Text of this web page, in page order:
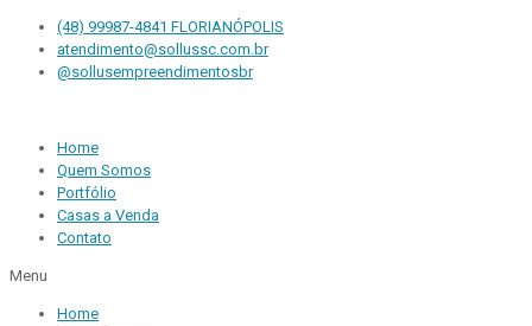
(48) 99987-4841 FLORIANÓPOLIS
atendimento@sollussc.com.br
@sollusempreendimentosbr
Home
Quem Somos
Portfólio
Casas a Venda
Contato
Menu
Home